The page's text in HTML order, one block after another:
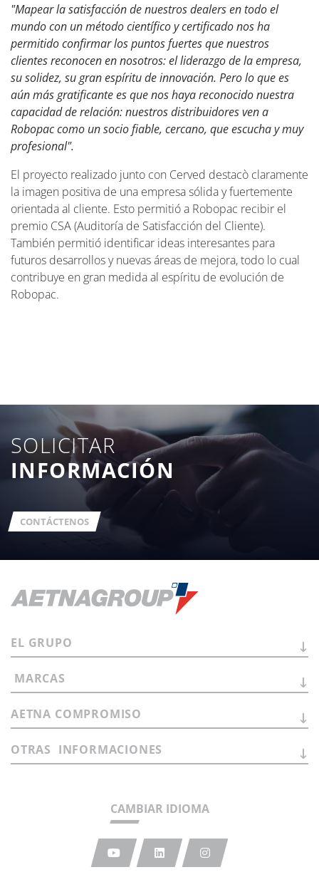
"Mapear la satisfacción de nuestros dealers en todo el
mundo con un método científico y certificado nos ha
permitido confirmar los puntos fuertes que nuestros
clientes reconocen en nosotros: el liderazgo de la empresa,
su solidez, su gran espíritu de innovación. Pero lo que es
aún más gratificante es que nos haya reconocido nuestra
capacidad de relación: nuestros distribuidores ven a
Robopac como un socio fiable, cercano, que escucha y muy
profesional".
El proyecto realizado junto con Cerved destacò claramente
la imagen positiva de una empresa sólida y fuertemente
orientada al cliente. Esto permitió a Robopac recibir el
premio CSA (Auditoría de Satisfacción del Cliente).
También permitió identificar ideas interesantes para
futuros desarrollos y nuevas áreas de mejora, todo lo cual
contribuye en gran medida al espíritu de evolución de
Robopac.
SOLICITAR
INFORMACIÓN
CONTÁCTENOS
CAMBIAR IDIOMA
EL GRUPO
MARCAS
AETNA COMPROMISO
OTRAS INFORMACIONES